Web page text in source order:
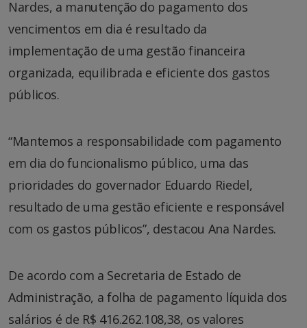
Nardes, a manutenção do pagamento dos
vencimentos em dia é resultado da
implementação de uma gestão financeira
organizada, equilibrada e eficiente dos gastos
públicos.
“Mantemos a responsabilidade com pagamento
em dia do funcionalismo público, uma das
prioridades do governador Eduardo Riedel,
resultado de uma gestão eficiente e responsável
com os gastos públicos”, destacou Ana Nardes.
De acordo com a Secretaria de Estado de
Administração, a folha de pagamento líquida dos
salários é de R$ 416.262.108,38, os valores